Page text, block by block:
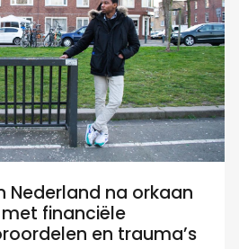
Nederland na orkaan
financiële
en trauma’s